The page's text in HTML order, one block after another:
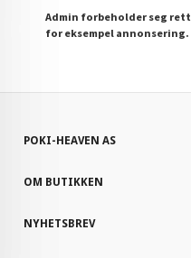
Admin forbeholder seg
for eksempel annonsering.
POKI-HEAVEN AS
OM BUTIKKEN
NYHETSBREV